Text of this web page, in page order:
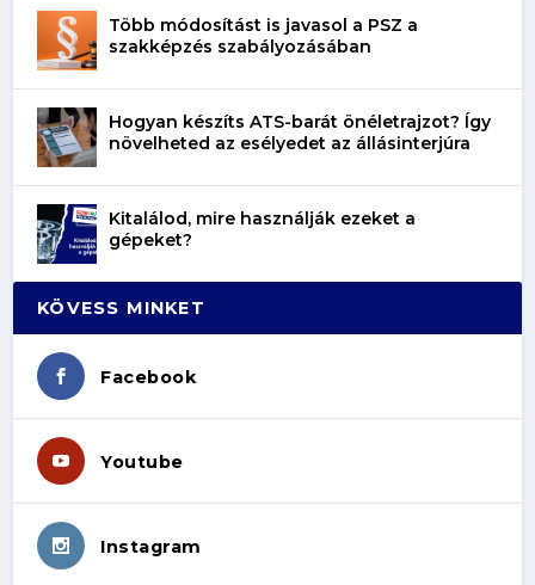
Több módosítást is javasol a PSZ a
szakképzés szabályozásában
Hogyan készíts ATS-barát önéletrajzot? Így
növelheted az esélyedet az állásinterjúra
Kitalálod, mire használják ezeket a
gépeket?
KÖVESS MINKET
Facebook
Youtube
Instagram